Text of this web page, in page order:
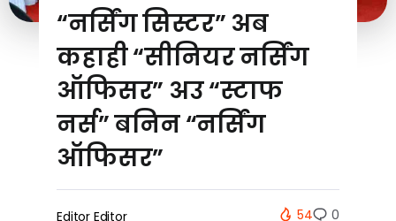
“नर्सिंग सिस्टर” अब
कहाही “सीनियर नर्सिंग
ऑफिसर” अउ “स्टाफ
नर्स” बनिन “नर्सिंग
ऑफिसर”
Editor Editor 54 0